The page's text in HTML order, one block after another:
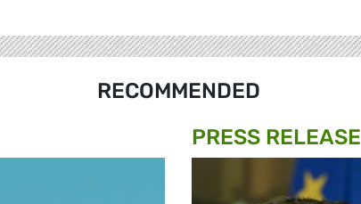
RECOMMENDED
PRESS RELEASE